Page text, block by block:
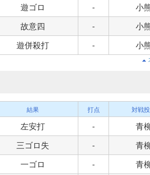
遊ゴロ -
小
故意四 -
小
遊併殺打 - 小
結果 打点 対戦
左安打 -
青
三ゴロ失 -
青
一ゴロ -
青